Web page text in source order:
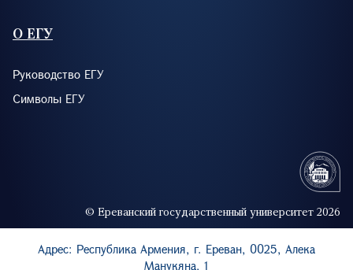
О ЕГУ
Руководство ЕГУ
Символы ЕГУ
© Ереванский государственный университет 2026
Адрес: Республика Армения, г. Ереван, 0025, Алека
Манукяна, 1